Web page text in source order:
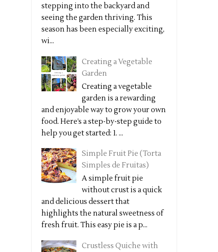
stepping into the backyard and
seeing the garden thriving. This
season has been especially exciting,
wi...
Creating a Vegetable
Garden
Creating a vegetable
garden is a rewarding
and enjoyable way to grow your own
food. Here’s a step-by-step guide to
help you get started: 1. ...
Simple Fruit Pie (Torta
Simples de Fruitas)
A simple fruit pie
without crust is a quick
and delicious dessert that
highlights the natural sweetness of
fresh fruit. This easy pie is a p...
Crustless Quiche with